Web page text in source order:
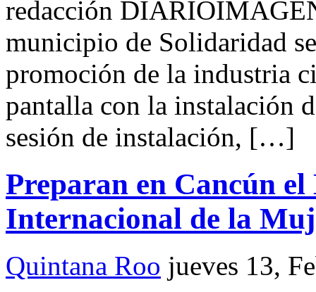
redacción
municipio de Solidaridad
promoción de la industria
pantalla con la instalación
sesión de instalación, […]
Preparan en Cancún
Internacional de la
Quintana Roo jueves 13,